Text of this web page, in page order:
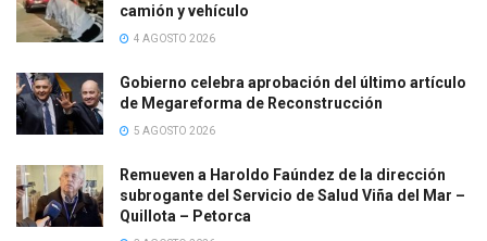
camión y vehículo
4 AGOSTO 2026
Gobierno celebra aprobación del último artículo
de Megareforma de Reconstrucción
5 AGOSTO 2026
Remueven a Haroldo Faúndez de la dirección
subrogante del Servicio de Salud Viña del Mar –
Quillota – Petorca